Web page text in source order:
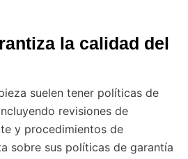
la calidad del
suelen tener políticas de
revisiones de
y procedimientos de
sobre sus políticas de garantía